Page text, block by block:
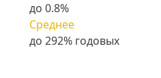
до 0.8%
Среднее